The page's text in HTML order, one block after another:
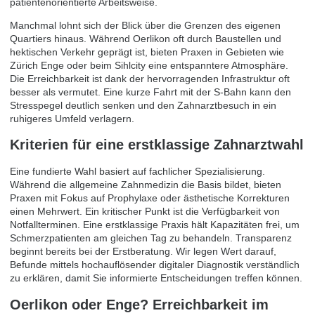
Manchmal lohnt sich der Blick über die Grenzen des eigenen
Quartiers hinaus. Während Oerlikon oft durch Baustellen und
hektischen Verkehr geprägt ist, bieten Praxen in Gebieten wie
Zürich Enge oder beim Sihlcity eine entspanntere Atmosphäre.
Die Erreichbarkeit ist dank der hervorragenden Infrastruktur oft
besser als vermutet. Eine kurze Fahrt mit der S-Bahn kann den
Stresspegel deutlich senken und den Zahnarztbesuch in ein
ruhigeres Umfeld verlagern.
Kriterien für eine erstklassige Zahnarztwahl
Eine fundierte Wahl basiert auf fachlicher Spezialisierung.
Während die allgemeine Zahnmedizin die Basis bildet, bieten
Praxen mit Fokus auf Prophylaxe oder ästhetische Korrekturen
einen Mehrwert. Ein kritischer Punkt ist die Verfügbarkeit von
Notfallterminen. Eine erstklassige Praxis hält Kapazitäten frei, um
Schmerzpatienten am gleichen Tag zu behandeln. Transparenz
beginnt bereits bei der Erstberatung. Wir legen Wert darauf,
Befunde mittels hochauflösender digitaler Diagnostik verständlich
zu erklären, damit Sie informierte Entscheidungen treffen können.
Oerlikon oder Enge? Erreichbarkeit im